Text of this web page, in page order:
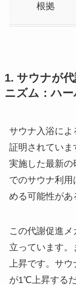
根拠
1. サウナが
ニズム：ハ
サウナ入浴に
証明されてい
実施した最新の
でのサウナ利
める可能性があ
この代謝促進
立っています
上昇です。サ
が1℃上昇する